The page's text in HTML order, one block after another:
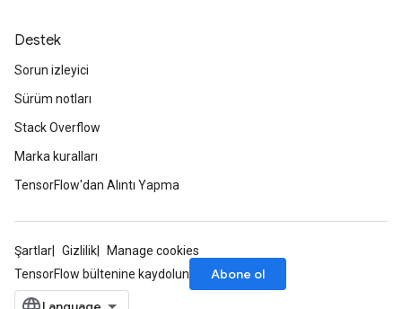
Destek
Sorun izleyici
Sürüm notları
Stack Overflow
Marka kuralları
TensorFlow'dan Alıntı Yapma
Şartlar Gizlilik
Manage cookies
TensorFlow bültenine kaydolun
Abone ol